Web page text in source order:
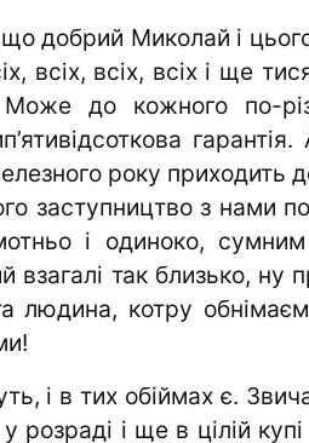
добрий Миколай і
всіх, всіх, всіх і ще
Може до кожного по-
року приходить
заступництво з нами
і одиноко,
взагалі так близько,
людина, котру
і в тих обіймах є.
розраді і ще в цілій